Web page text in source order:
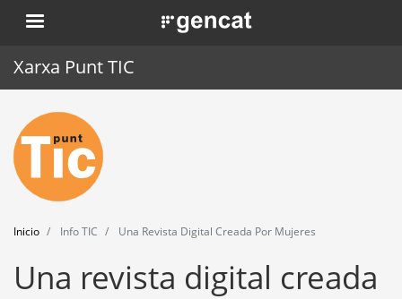
Pasar
al
. Obre en una nova finestra.
Xarxa Punt TIC
Inicio
Punt TIC
Actualidad
Agenda
Formación
Inicio Info TIC Una Revista Digital Creada Por Mujeres
Una revista digital creada